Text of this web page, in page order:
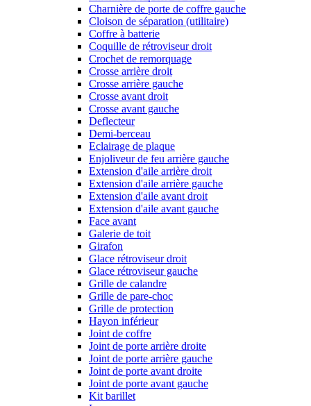
Charnière de porte de coffre gauche
Cloison de séparation (utilitaire)
Coffre à batterie
Coquille de rétroviseur droit
Crochet de remorquage
Crosse arrière droit
Crosse arrière gauche
Crosse avant droit
Crosse avant gauche
Deflecteur
Demi-berceau
Eclairage de plaque
Enjoliveur de feu arrière gauche
Extension d'aile arrière droit
Extension d'aile arrière gauche
Extension d'aile avant droit
Extension d'aile avant gauche
Face avant
Galerie de toit
Girafon
Glace rétroviseur droit
Glace rétroviseur gauche
Grille de calandre
Grille de pare-choc
Grille de protection
Hayon inférieur
Joint de coffre
Joint de porte arrière droite
Joint de porte arrière gauche
Joint de porte avant droite
Joint de porte avant gauche
Kit barillet